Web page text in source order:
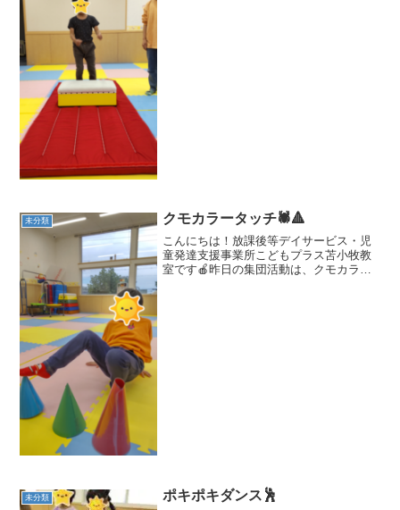
未分類 クモカラータッチ🕷🔺
こんにちは！放課後等デイサービス・児
童発達支援事業所こどもプラス苫小牧教
室です🍎昨日の集団活動は、クモカラー
未分類 ポキポキダンス🕺